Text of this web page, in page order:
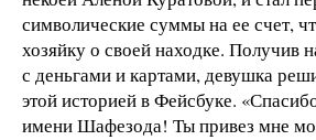
символические суммы на ее счет,
хозяйку о своей находке. Получив
с деньгами и картами, девушка
этой историей в Фейсбуке.
имени Шафезода! Ты привез мне